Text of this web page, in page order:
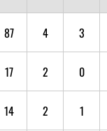
87 4 3
17 2 0
14 2 1